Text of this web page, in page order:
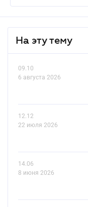
На эту тему
09.10
6 августа 2026
12.12
22 июля 2026
14.06
8 июня 2026